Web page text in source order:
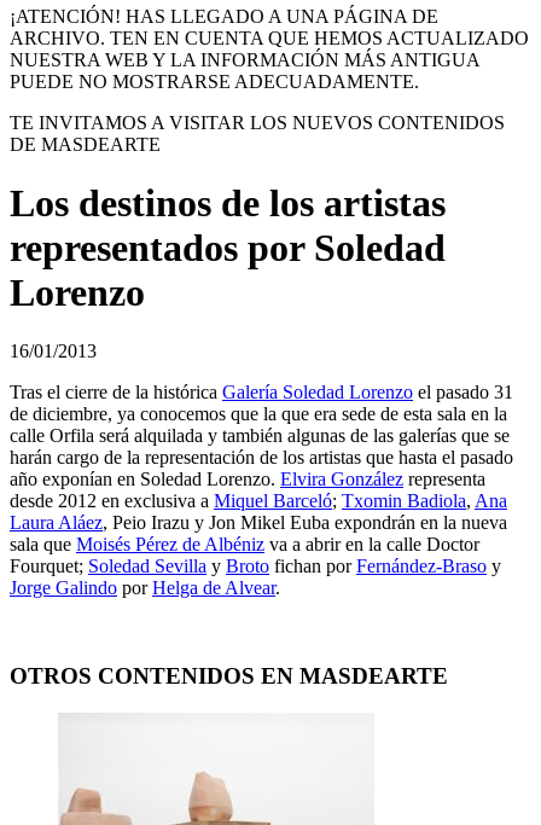
¡ATENCIÓN! HAS LLEGADO A UNA PÁGINA DE
ARCHIVO. TEN EN CUENTA QUE HEMOS ACTUALIZADO
NUESTRA WEB Y LA INFORMACIÓN MÁS ANTIGUA
PUEDE NO MOSTRARSE ADECUADAMENTE.
TE INVITAMOS A VISITAR LOS NUEVOS CONTENIDOS
DE MASDEARTE
Los destinos de los artistas
representados por Soledad
Lorenzo
16/01/2013
Tras el cierre de la histórica Galería Soledad Lorenzo el pasado 31
de diciembre, ya conocemos que la que era sede de esta sala en la
calle Orfila será alquilada y también algunas de las galerías que se
harán cargo de la representación de los artistas que hasta el pasado
año exponían en Soledad Lorenzo. Elvira González representa
desde 2012 en exclusiva a Miquel Barceló; Txomin Badiola, Ana
Laura Aláez, Peio Irazu y Jon Mikel Euba expondrán en la nueva
sala que Moisés Pérez de Albéniz va a abrir en la calle Doctor
Fourquet; Soledad Sevilla y Broto fichan porFernández-Braso y
Jorge Galindo porHelga de Alvear.
OTROS CONTENIDOS EN MASDEARTE